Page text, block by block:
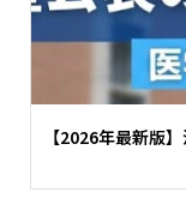
【2026年最新版